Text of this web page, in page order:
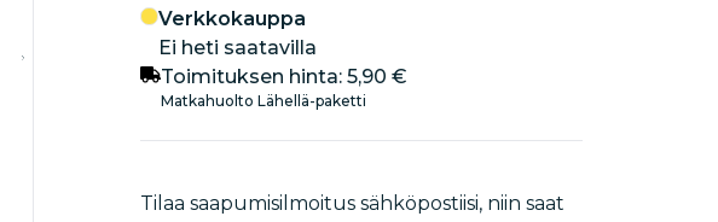
Verkkokauppa
Ei heti saatavilla
Toimituksen hinta: 5,90 €
Matkahuolto Lähellä-paketti
Tilaa saapumisilmoitus sähköpostiisi, niin saat